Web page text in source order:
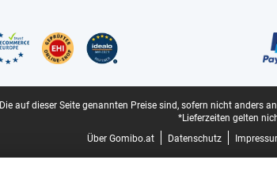
Die auf dieser Seite genannten Preise sind, sofern nicht anders
*Lieferzeiten gelten
Über Gomibo.at
Datenschutz